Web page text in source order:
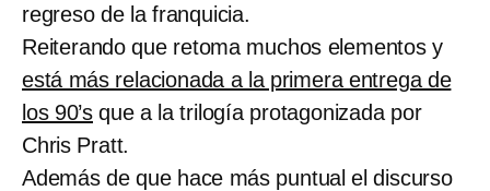
regreso de la franquicia.
Reiterando que retoma muchos elementos y
está más relacionada a la primera entrega de
los 90’s que a la trilogía protagonizada por
Chris Pratt.
Además de que hace más puntual el discurso